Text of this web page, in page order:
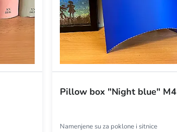
Pillow box "Night blue" M4
Namenjene su za poklone i sitnice